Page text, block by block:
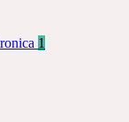
1